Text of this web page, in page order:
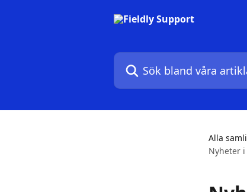
Sök bland våra artiklar …
Alla
Nyheter